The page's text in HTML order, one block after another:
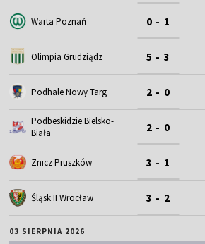
Warta Poznań 0 - 1
Olimpia Grudziądz 5 - 3
Podhale Nowy Targ 2 - 0
Podbeskidzie Bielsko-
Biała
2 - 0
Znicz Pruszków 3 - 1
Śląsk II Wrocław 3 - 2
03 SIERPNIA 2026